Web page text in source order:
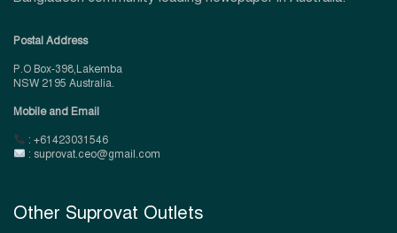
Postal Address
P.O Box-398,Lakemba
NSW 2195 Australia.
Mobile and Email
: +61423031546
: suprovat.ceo@gmail.com
Other Suprovat Outlets